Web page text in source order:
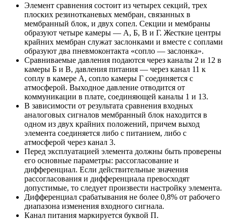
Элемент сравнения состоит из четырех секций, трех
плоских резинотканевых мембран, связанных в
мембранный блок, и двух сопел. Сек­ции и мембраны
образуют четыре камеры — А, Б, В и Г. Жесткие центры
крайних мембран служат заслонками и вместе с соплами
образуют два пневмоконтакта «сопло — заслонка».
Сравниваемые давления подаются через каналы 2 и 12 в
камеры Б и В, давления питания — через канал 11 к
соплу в камере А, сопло камеры Г со­единяется с
атмосферой. Выходное давление отво­дится от
коммуникации в плате, соединяющей ка­налы 1 и 13.
В зависимости от результата сравнения вход­ных
аналоговых сигналов мембранный блок нахо­дится в
одном из двух крайних положений, причем выход
элемента соединяется либо с питанием, либо с
атмосферой через канал 3.
Перед эксплуатацией элемента должны быть проверены
его основные параметры: рассогласова­ние и
дифференциал. Если действительные значе­ния
рассогласования и дифференциала превосхо­дят
допустимые, то следует произвести настройку элемента.
Дифференциал срабатывания не более 0,8% от рабочего
диапазона изменения входного сигнала.
Канал питания маркируется буквой П.